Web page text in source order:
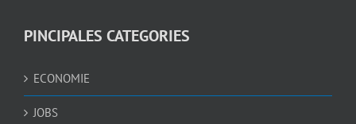
PINCIPALES CATEGORIES
ECONOMIE
JOBS